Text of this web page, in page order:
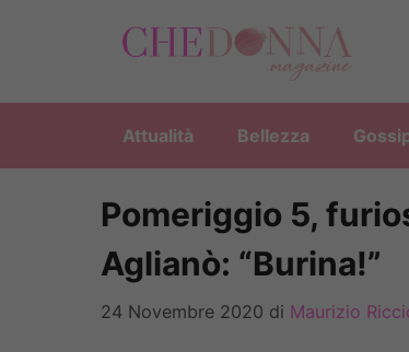
Attualità Bellezza
Pomeriggio 5,
Aglianò: “Burina!”
24 Novembre 2020 di Maurizio